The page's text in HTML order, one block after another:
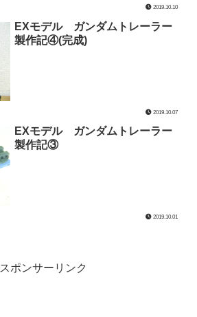
2019.10.10
EXモデル ガンダムトレーラー
製作記④(完成)
2019.10.07
EXモデル ガンダムトレーラー
製作記③
2019.10.01
スポンサーリンク